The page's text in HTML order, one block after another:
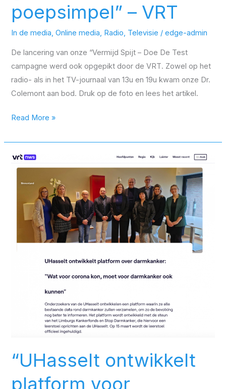
poepsimpel” – VRT
In de media,Online media, Radio, Televisie /edge-admin
De lancering van onze “Vermijd Spijt – Doe De Test
campagne werd ook opgepikt door de VRT. Zowel op het
radio- als in het TV-journaal van 13u en 19u kwam onze Dr.
Colemont aan bod. Druk op de foto en lees het artikel.
Read More »
“UHasselt ontwikkelt
platform voor
“UHasselt
platform
darmkanker”
VRT